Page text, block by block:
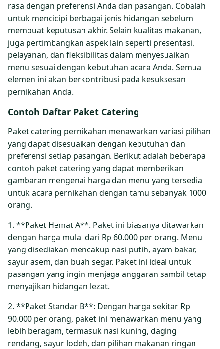
rasa dengan preferensi Anda dan pasangan. Cobalah
untuk mencicipi berbagai jenis hidangan sebelum
membuat keputusan akhir. Selain kualitas makanan,
juga pertimbangkan aspek lain seperti presentasi,
pelayanan, dan fleksibilitas dalam menyesuaikan
menu sesuai dengan kebutuhan acara Anda. Semua
elemen ini akan berkontribusi pada kesuksesan
pernikahan Anda.
Contoh Daftar Paket Catering
Paket catering pernikahan menawarkan variasi pilihan
yang dapat disesuaikan dengan kebutuhan dan
preferensi setiap pasangan. Berikut adalah beberapa
contoh paket catering yang dapat memberikan
gambaran mengenai harga dan menu yang tersedia
untuk acara pernikahan dengan tamu sebanyak 1000
orang.
1. **Paket Hemat A**: Paket ini biasanya ditawarkan
dengan harga mulai dari Rp 60.000 per orang. Menu
yang disediakan mencakup nasi putih, ayam bakar,
sayur asem, dan buah segar. Paket ini ideal untuk
pasangan yang ingin menjaga anggaran sambil tetap
menyajikan hidangan lezat.
2. **Paket Standar B**: Dengan harga sekitar Rp
90.000 per orang, paket ini menawarkan menu yang
lebih beragam, termasuk nasi kuning, daging
rendang, sayur lodeh, dan pilihan makanan ringan